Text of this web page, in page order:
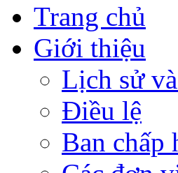
Trang chủ
Giới thiệu
Lịch sử
Điều lệ
Ban chấp